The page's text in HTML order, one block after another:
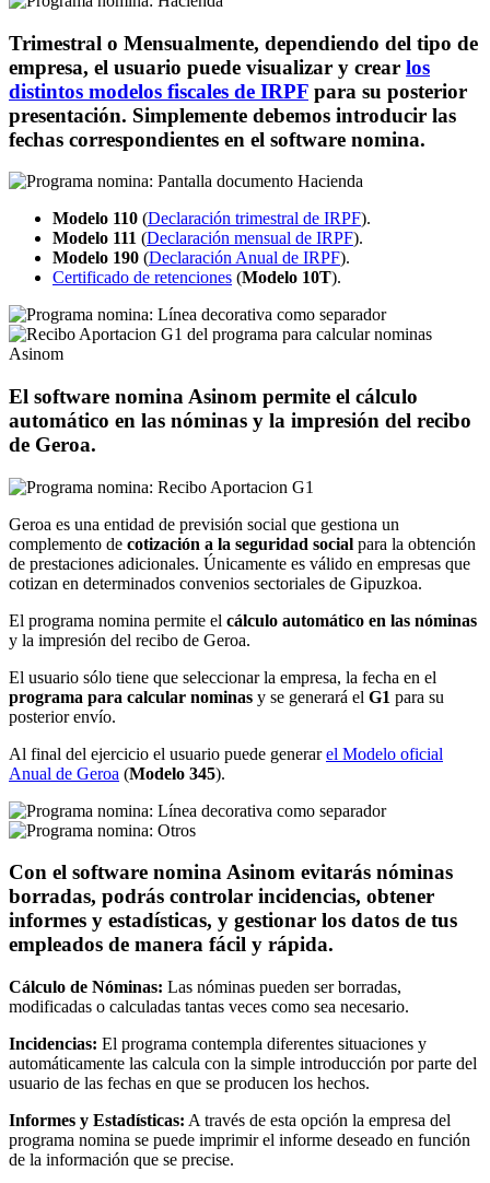
Trimestral o Mensualmente, dependiendo del tipo de
empresa, el usuario puede visualizar y crear los
distintos modelos fiscales de IRPF para su posterior
presentación. Simplemente debemos introducir las
fechas correspondientes en el software nomina.
Modelo 110 (Declaración trimestral de IRPF).
Modelo 111 (Declaración mensual de IRPF).
Modelo 190 (Declaración Anual de IRPF).
Certificado de retenciones (Modelo 10T).
El software nomina Asinom permite el cálculo
automático en las nóminas y la impresión del recibo
de Geroa.
Geroa es una entidad de previsión social que gestiona un
complemento de cotización a la seguridad social para la obtención
de prestaciones adicionales. Únicamente es válido en empresas que
cotizan en determinados convenios sectoriales de Gipuzkoa.
El programa nomina permite el cálculo automático en las nóminas
y la impresión del recibo de Geroa.
El usuario sólo tiene que seleccionar la empresa, la fecha en el
programa para calcular nominas y se generará el G1 para su
posterior envío.
Al final del ejercicio el usuario puede generarel Modelo oficial
Anual de Geroa (Modelo 345).
Con el software nomina Asinom evitarás nóminas
borradas, podrás controlar incidencias, obtener
informes y estadísticas, y gestionar los datos de tus
empleados de manera fácil y rápida.
Cálculo de Nóminas: Las nóminas pueden ser borradas,
modificadas o calculadas tantas veces como sea necesario.
Incidencias: El programa contempla diferentes situaciones y
automáticamente las calcula con la simple introducción por parte del
usuario de las fechas en que se producen los hechos.
Informes y Estadísticas: A través de esta opción la empresa del
programa nomina se puede imprimir el informe deseado en función
de la información que se precise.